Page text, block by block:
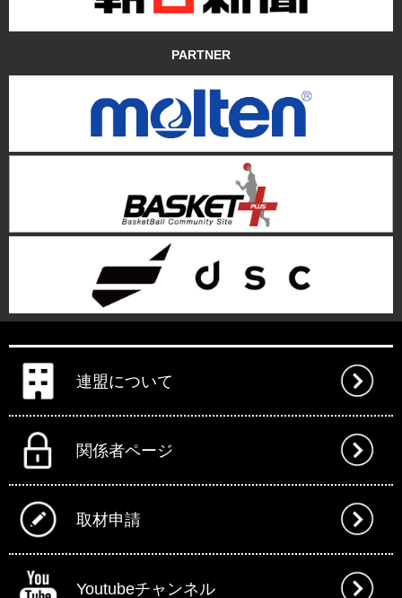
PARTNER
連盟について
関係者ページ
取材申請
Youtubeチャンネル